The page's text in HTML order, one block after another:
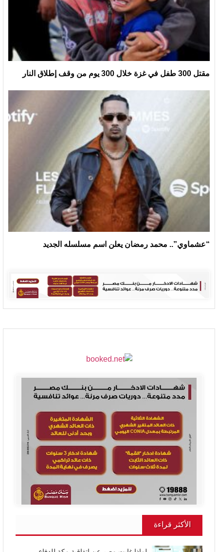
مقتل 300 طفل في غزة خلال 300 يوم من وقف إطلاق النار
“عشماوي”.. محمد رمضان يعلن اسم مسلسله الجديد
الأكثر قراءة